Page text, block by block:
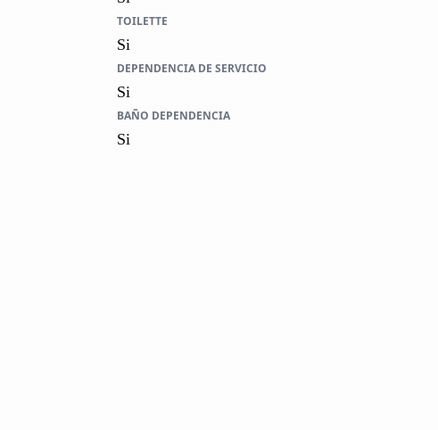
TOILETTE
Si
DEPENDENCIA DE SERVICIO
Si
BAÑO DEPENDENCIA
Si